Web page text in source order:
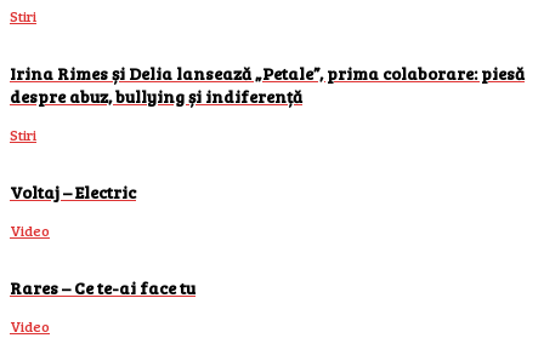
Stiri
Irina Rimes și Delia lansează „Petale”, prima colaborare: piesă
despre abuz, bullying și indiferență
Stiri
Voltaj – Electric
Video
Rares – Ce te-ai face tu
Video